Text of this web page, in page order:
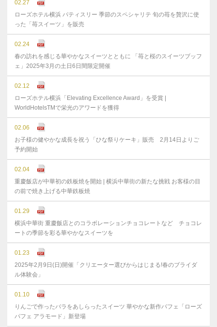
02.27
ローズホテル横浜 パティスリー 季節のスペシャリテ 旬の苺を贅沢に使
った「苺スイーツ」を販売
02.24
春の訪れを感じる華やかなスイーツとともに 「苺と桜のスイーツブッフ
ェ」2025年3月の土日6日間限定開催
02.12
ローズホテル横浜「Elevating Excellence Award」を受賞 |
WorldHotelsTMで栄光のアワードを獲得
02.06
お子様の健やかな成⻑を祝う「ひな祭りケーキ」販売 2月14日よりご
予約開始
02.04
重慶飯店が中華初の鉄板焼を開始 | 横浜中華街の新たな挑戦 お客様の目
の前で焼き上げる中華鉄板焼
01.29
横浜中華街 重慶飯店とのコラボレーションチョコレートなど チョコレ
ートの季節を彩る華やかなスイーツを
01.23
2025年2月9日(日)開催「クリエーター選びからはじまる!春のブライダ
ル体験会」
01.10
りんごで作ったバラをあしらったスイーツ 華やかな新作パフェ「ローズ
パフェ アラモード」新登場